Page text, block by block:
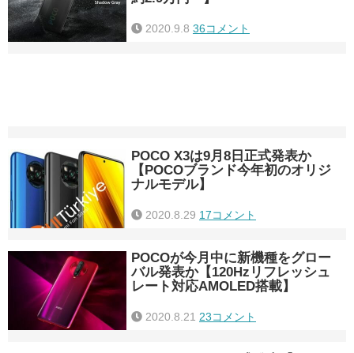
2020.9.8 36コメント
POCO X3は9月8日正式発表か
【POCOブランド今年初のオリジ
ナルモデル】
2020.8.29 17コメント
POCOが今月中に新機種をグロー
バル発表か【120Hzリフレッシュ
レート対応AMOLED搭載】
2020.8.21 23コメント